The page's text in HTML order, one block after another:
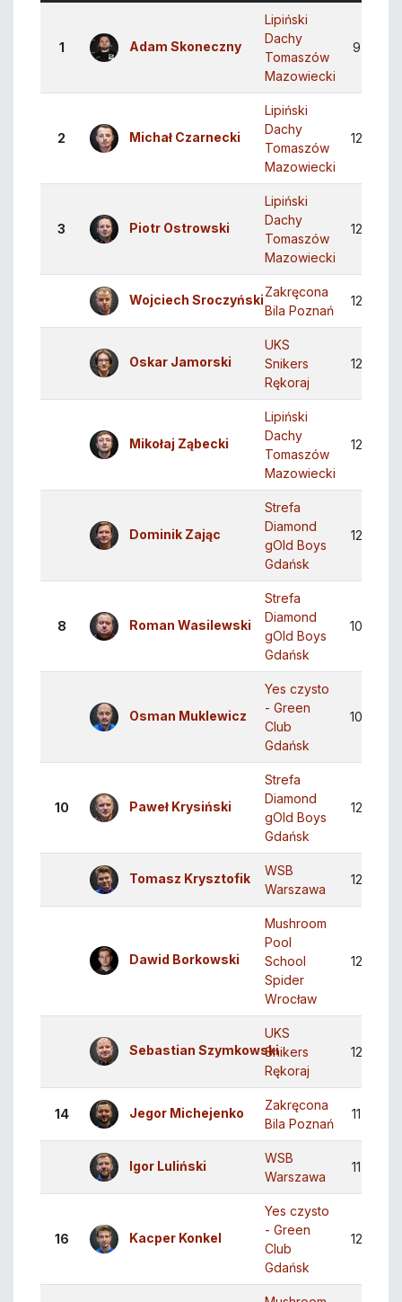
1 Adam Skoneczny
Lipiński
Dachy
Tomaszów
Mazowiecki
9
2 Michał Czarnecki
Lipiński
Dachy
Tomaszów
Mazowiecki
12
3 Piotr Ostrowski
Lipiński
Dachy
Tomaszów
Mazowiecki
12
Wojciech Sroczyński
Zakręcona
Bila Poznań
12
Oskar Jamorski
UKS
Snikers
Rękoraj
12
Mikołaj Ząbecki
Lipiński
Dachy
Tomaszów
Mazowiecki
12
Dominik Zając
Strefa
Diamond
gOld Boys
Gdańsk
12
8 Roman Wasilewski
Strefa
Diamond
gOld Boys
Gdańsk
10
Osman Muklewicz
Yes czysto
- Green
Club
Gdańsk
10
10 Paweł Krysiński
Strefa
Diamond
gOld Boys
Gdańsk
12
Tomasz Krysztofik
WSB
Warszawa
12
Dawid Borkowski
Mushroom
Pool
School
Spider
Wrocław
12
Sebastian Szymkowski
UKS
Snikers
Rękoraj
12
14 Jegor Michejenko
Zakręcona
Bila Poznań
11
Igor Luliński
WSB
Warszawa
11
16 Kacper Konkel
Yes czysto
- Green
Club
Gdańsk
12